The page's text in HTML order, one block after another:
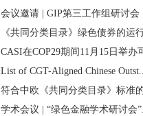
会议邀请 | GIP第三工作组研讨会
《共同分类目录》绿色债券的运
CASI在COP29期间11月15日举办
List of CGT-Aligned Chinese
符合中欧《共同分类目录》标准
学术会议 | “绿色金融学术研讨会